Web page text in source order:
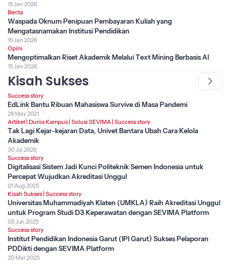
15 Jan 2026
Berita
Waspada Oknum Penipuan Pembayaran Kuliah yang
Mengatasnamakan Institusi Pendidikan
15 Jan 2026
Opini
Mengoptimalkan Riset Akademik Melalui Text Mining Berbasis AI
15 Jan 2026
Kisah Sukses
Success story
EdLink Bantu Ribuan Mahasiswa Survive di Masa Pandemi
28 May 2021
Artikel Dunia Kampus Solusi SEVIMA Success story
Tak Lagi Kejar-kejaran Data, Univet Bantara Ubah Cara Kelola
Akademik
30 Jul 2026
Success story
Digitalisasi Sistem Jadi Kunci Politeknik Semen Indonesia untuk
Percepat Wujudkan Akreditasi Unggul
01 Aug 2025
Kisah Sukses Success story
Universitas Muhammadiyah Klaten (UMKLA) Raih Akreditasi Unggul
untuk Program Studi D3 Keperawatan dengan SEVIMA Platform
05 Jun 2025
Success story
Institut Pendidikan Indonesia Garut (IPI Garut) Sukses Pelaporan
PDDikti dengan SEVIMA Platform
20 Mar 2025